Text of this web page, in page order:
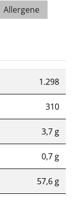
Allergene
1.298
310
3,7 g
0,7 g
57,6 g